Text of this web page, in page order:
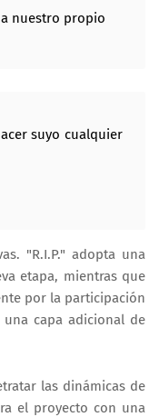
nuestro propio
suyo cualquier
"R.I.P." adopta una
etapa, mientras que
por la participación
una capa adicional de
las dinámicas de
el proyecto con una